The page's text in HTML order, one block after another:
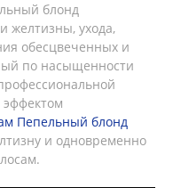
блонд
желтизны, ухода,
обесцвеченных и
по насыщенности
эффектом
Пепельный блонд
и одновременно